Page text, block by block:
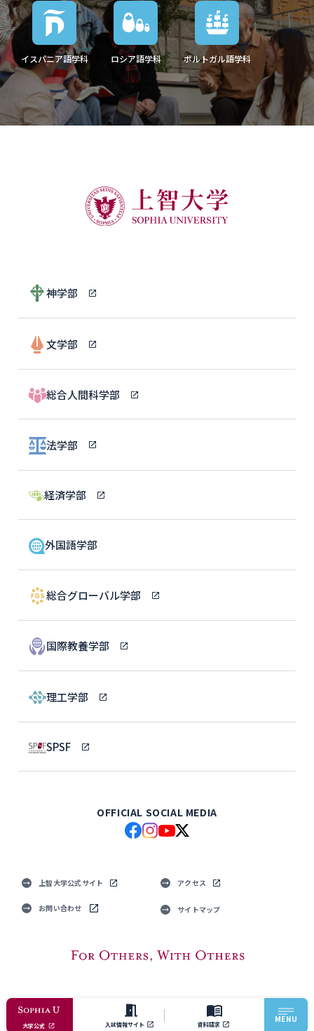
大学公式 入試情報サイト 資料請求
MENU
イスパニア語学科 ロシア語学科 ポルトガル語学科
神学部
文学部
総合人間科学部
法学部
経済学部
外国語学部
総合グローバル学部
国際教養学部
理工学部
SPSF
OFFICIAL SOCIAL MEDIA
上智大学公式サイト アクセス
お問い合わせ サイトマップ
© Sophia University. All Rights Reserved.